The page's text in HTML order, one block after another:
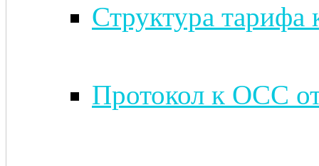
Структура
Протокол к ОСС